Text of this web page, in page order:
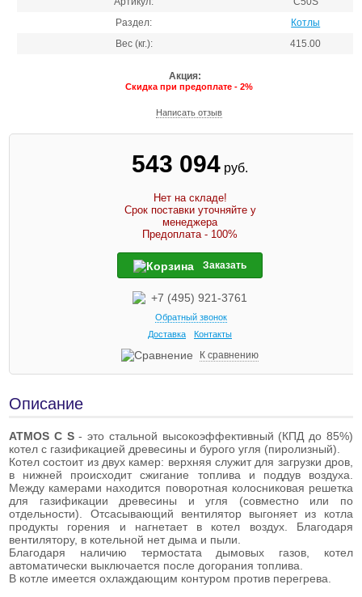
Раздел:
Котлы
Вес (кг.):
415.00
Акция:
Скидка при предоплате - 2%
Написать отзыв
543 094 руб.
Нет на складе!
Срок поставки уточняйте у
менеджера
Предоплата - 100%
Заказать
+7 (495) 921-3761
Обратный звонок
Доставка
Контакты
К сравнению
Описание
ATMOS C S- это стальной высокоэффективный (КПД до 85%)
котел c газификацией древесины и бурого угля (пиролизный).
Котел состоит из двух камер: верхняя служит для загрузки дров,
в нижней происходит сжигание топлива и поддув воздуха.
Между камерами находится поворотная колосниковая решетка
для газификации древесины и угля (совместно или по
отдельности). Отсасывающий вентилятор выгоняет из котла
продукты горения и нагнетает в котел воздух. Благодаря
вентилятору, в котельной нет дыма и пыли.
Благодаря наличию термостата дымовых газов, котел
автоматически выключается после догорания топлива.
В котле имеется охлаждающим контуром против перегрева.